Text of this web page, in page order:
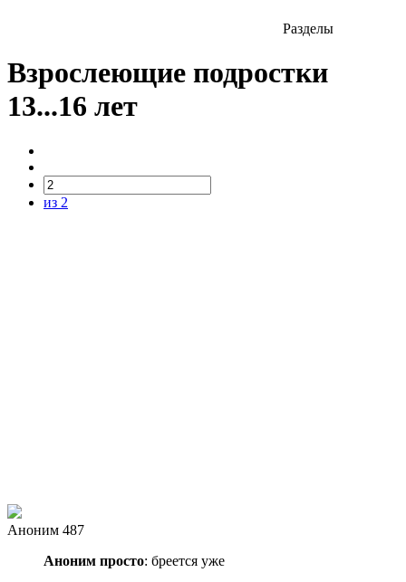
Разделы
Взрослеющие подростки
13...16 лет
из 2
Аноним 487
Аноним просто: бреется уже